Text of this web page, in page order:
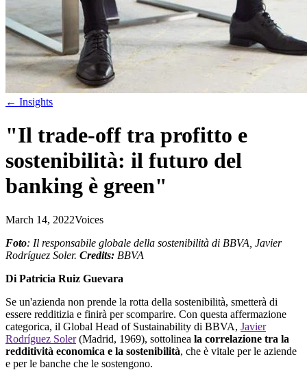
← Insights
"Il trade-off tra profitto e
sostenibilità: il futuro del
banking è green"
March 14, 2022Voices
Foto: Il responsabile globale della sostenibilità di BBVA, Javier
Rodríguez Soler. Credits: BBVA
Di Patricia Ruiz Guevara
Se un'azienda non prende la rotta della sostenibilità, smetterà di
essere redditizia e finirà per scomparire. Con questa affermazione
categorica, il Global Head of Sustainability di BBVA, Javier
Rodríguez Soler(Madrid, 1969), sottolinea la correlazione tra la
redditività economica e la sostenibilità, che è vitale per le aziende
e per le banche che le sostengono.